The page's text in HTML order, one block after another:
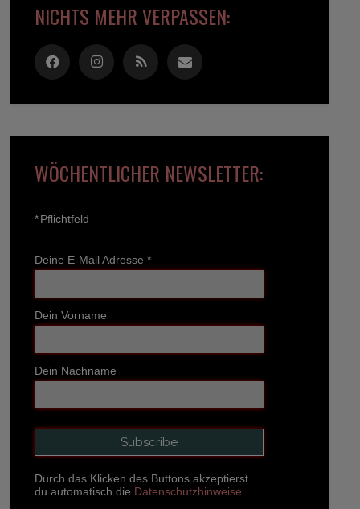
NICHTS MEHR VERPASSEN:
WÖCHENTLICHER NEWSLETTER:
*Pflichtfeld
Deine E-Mail Adresse *
Dein Vorname
Dein Nachname
Durch das Klicken des Buttons akzeptierst
du automatisch die Datenschutzhinweise.